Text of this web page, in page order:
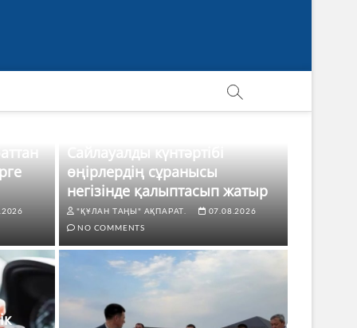
Сайлауалды күнтәртібі
өңірлердің сұранысы
негізінде қалыптасып жатыр
"ҚҰЛАН ТАҢЫ" АҚПАРАТ.
07.08.2026
NO COMMENTS